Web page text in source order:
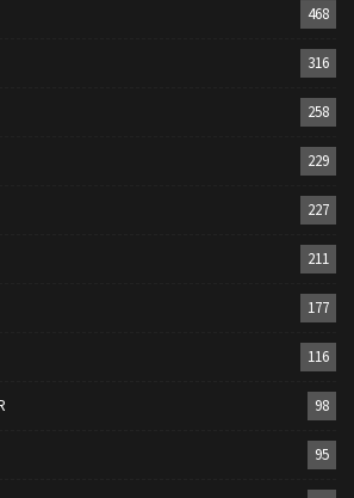
468
316
258
229
227
211
177
116
98
95